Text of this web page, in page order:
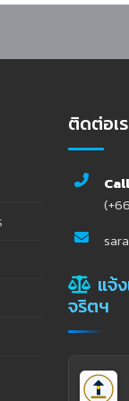
ติดต่อเ
แจ้
จริตฯ